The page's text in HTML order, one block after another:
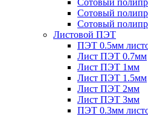
Сотовый
Сотовый
Сотовый
Листовой ПЭТ
ПЭТ 0.5мм
Лист ПЭТ 0.7мм
Лист ПЭТ 1мм
Лист ПЭТ 1.5мм
Лист ПЭТ 2мм
Лист ПЭТ 3мм
ПЭТ 0.3мм